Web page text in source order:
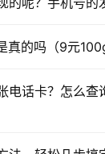
的吗（9元
电话卡？怎么查